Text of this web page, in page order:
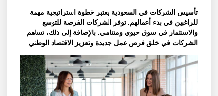
تأسيس الشركات في السعودية يعتبر خطوة استراتيجية مهمة
للراغبين في بدء أعمالهم. توفر الشركات الفرصة للتوسع
والاستثمار في سوق حيوي ومتنامي. بالإضافة إلى ذلك، تساهم
الشركات في خلق فرص عمل جديدة وتعزيز الاقتصاد الوطني